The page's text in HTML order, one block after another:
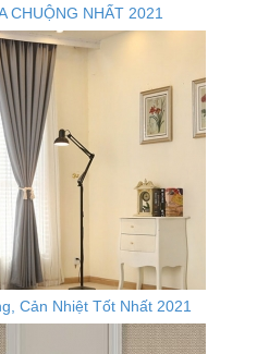
CHUỘNG NHẤT 2021
Cản Nhiệt Tốt Nhất 2021